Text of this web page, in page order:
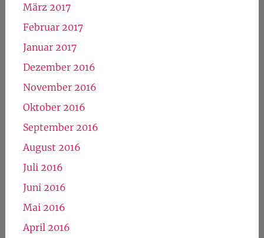
März 2017
Februar 2017
Januar 2017
Dezember 2016
November 2016
Oktober 2016
September 2016
August 2016
Juli 2016
Juni 2016
Mai 2016
April 2016